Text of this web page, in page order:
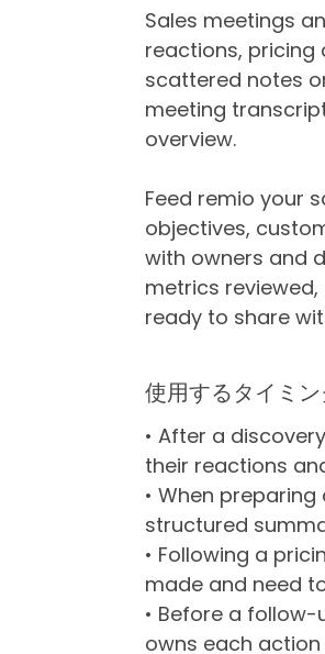
Sales meetings
reactions,
scattered notes
meeting
overview.
Feed remio your
objectives,
with owners and
metrics
ready to share
使用するタイミ
• After a
their reactions
• When
structured
• Following a
made and need
• Before a
owns each